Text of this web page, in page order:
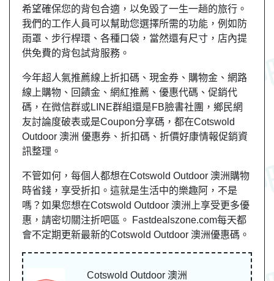
希望確保您的背包合適，以免毀了一生一趟的旅行。
我們的工作人員可以幫助您選擇所需的功能，例如防
雨罩、步行桿環、各種口袋，當然還有尺寸，店內提
供免費的背包試背服務。
今年超人氣推薦線上折扣碼、現金券、購物金、網路
線上購物、回饋金、網紅推薦、優惠代碼、促銷代
碼，在微信群或LINE群組還是FB臉書社團，鄉民網
友討論度破表或是Coupon分享碼，都在Cotswold
Outdoor 澳洲 優惠券、折扣碼、折價好康情報促銷資
訊整理。
不管如何，每個人都想在Cotswold Outdoor 澳洲購物
時省錢，享受折扣。這就是生活中的樂趣阿，不是
嗎？如果您想在Cotswold Outdoor 澳洲上享受更多優
惠，請密切關注折吧區。 Fastdealszone.com每天都
會不定期更新最新的Cotswold Outdoor 澳洲優惠碼。
Cotswold Outdoor 澳洲